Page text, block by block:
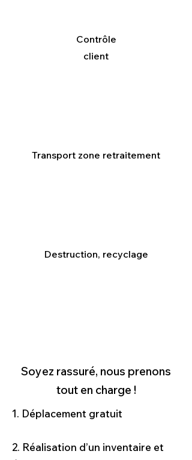
Contrôle
client
Transport zone retraitement
Destruction, recyclage
Soyez rassuré, nous prenons
tout en charge !
1. Déplacement gratuit
2. Réalisation d’un inventaire et